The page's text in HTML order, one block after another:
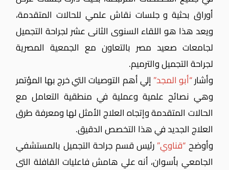
أوراق بحثية و جلسات نقاش علمي للحالات المتقدمة،
ويعد هذا هو اللقاء السنوى الثانى عشر لجراحة التجميل
لجامعات صعيد مصر بالتعاون مع الجمعية المصرية
لجراحة التجميل والترميم.
وأشار“أبو المجد”إلي أهم التوصيات التي خرج بها المؤتمر
وهي نصائح علمية وعملية في منطقية التعامل مع
الحالات المتقدمة وإتجاه العلاج الأمثل لها ومعرفة طرق
العلاج الجديد في هذا التخصص الدقيق.
وأوضح“قناوي”رئيس قسم جراحة التجميل بالمستشفي
الجامعي بأسوان، أنه علي هامش فاعليات القافلة التى